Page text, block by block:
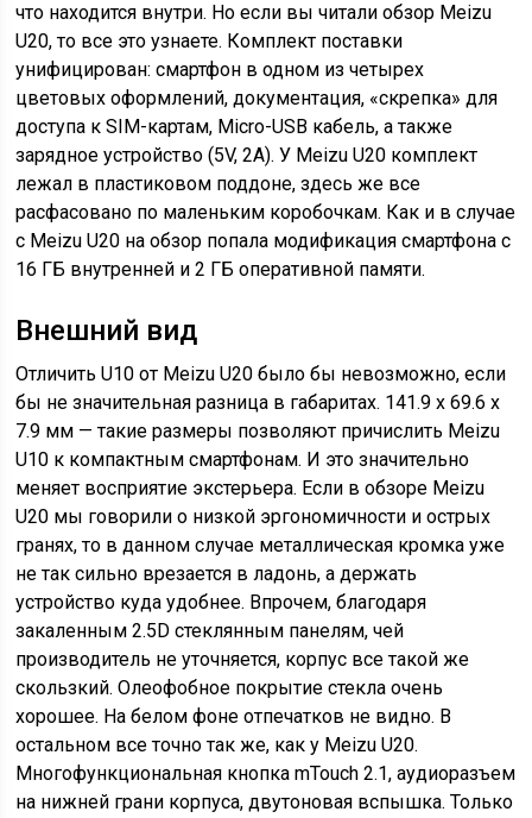
что находится внутри. Но если вы читали обзор Meizu
U20, то все это узнаете. Комплект поставки
унифицирован: смартфон в одном из четырех
цветовых оформлений, документация, «скрепка» для
доступа к SIM-картам, Micro-USB кабель, а также
зарядное устройство (5V, 2A). У Meizu U20 комплект
лежал в пластиковом поддоне, здесь же все
расфасовано по маленьким коробочкам. Как и в случае
с Meizu U20 на обзор попала модификация смартфона с
16 ГБ внутренней и 2 ГБ оперативной памяти.
Внешний вид
Отличить U10 от Meizu U20 было бы невозможно, если
бы не значительная разница в габаритах. 141.9 х 69.6 х
7.9 мм — такие размеры позволяют причислить Meizu
U10 к компактным смартфонам. И это значительно
меняет восприятие экстерьера. Если в обзоре Meizu
U20 мы говорили о низкой эргономичности и острых
гранях, то в данном случае металлическая кромка уже
не так сильно врезается в ладонь, а держать
устройство куда удобнее. Впрочем, благодаря
закаленным 2.5D стеклянным панелям, чей
производитель не уточняется, корпус все такой же
скользкий. Олеофобное покрытие стекла очень
хорошее. На белом фоне отпечатков не видно. В
остальном все точно так же, как у Meizu U20.
Многофункциональная кнопка mTouch 2.1, аудиоразъем
на нижней грани корпуса, двутоновая вспышка. Только